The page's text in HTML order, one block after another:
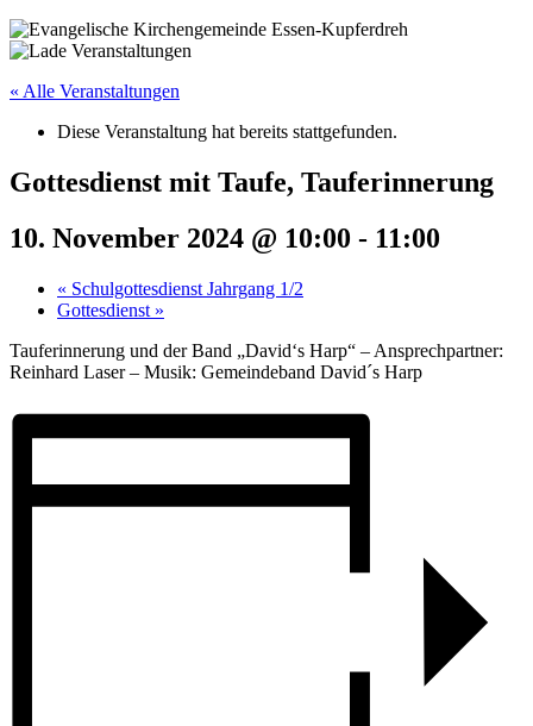
« Alle Veranstaltungen
Diese Veranstaltung hat bereits stattgefunden.
Gottesdienst mit Taufe, Tauferinnerung
10. November 2024 @ 10:00 - 11:00
« Schulgottesdienst Jahrgang 1/2
Gottesdienst »
Tauferinnerung und der Band „David‘s Harp“ – Ansprechpartner:
Reinhard Laser – Musik: Gemeindeband David´s Harp